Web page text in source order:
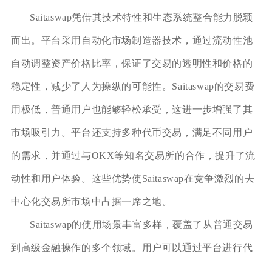
Saitaswap凭借其技术特性和生态系统整合能力脱颖
而出。平台采用自动化市场制造器技术，通过流动性池
自动调整资产价格比率，保证了交易的透明性和价格的
稳定性，减少了人为操纵的可能性。Saitaswap的交易费
用极低，普通用户也能够轻松承受，这进一步增强了其
市场吸引力。平台还支持多种代币交易，满足不同用户
的需求，并通过与OKX等知名交易所的合作，提升了流
动性和用户体验。这些优势使Saitaswap在竞争激烈的去
中心化交易所市场中占据一席之地。
Saitaswap的使用场景丰富多样，覆盖了从普通交易
到高级金融操作的多个领域。用户可以通过平台进行代